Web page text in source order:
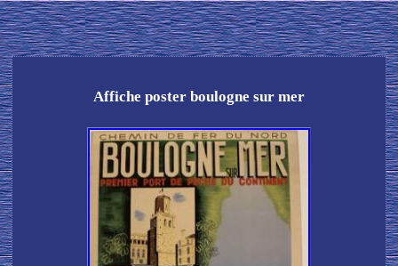
Affiche poster boulogne sur mer